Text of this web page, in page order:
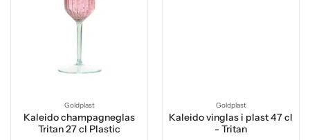
Goldplast
Kaleido champagneglas
Tritan 27 cl Plastic
Goldplast
Kaleido vinglas i plast 47 cl
- Tritan